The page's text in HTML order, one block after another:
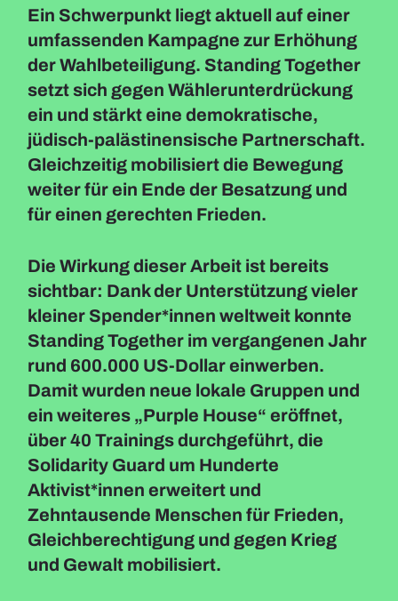
Ein Schwerpunkt liegt aktuell auf einer
umfassenden Kampagne zur Erhöhung
der Wahlbeteiligung. Standing Together
setzt sich gegen Wählerunterdrückung
ein und stärkt eine demokratische,
jüdisch-palästinensische Partnerschaft.
Gleichzeitig mobilisiert die Bewegung
weiter für ein Ende der Besatzung und
für einen gerechten Frieden.
Die Wirkung dieser Arbeit ist bereits
sichtbar: Dank der Unterstützung vieler
kleiner Spender*innen weltweit konnte
Standing Together im vergangenen Jahr
rund 600.000 US-Dollar einwerben.
Damit wurden neue lokale Gruppen und
ein weiteres „Purple House“ eröffnet,
über 40 Trainings durchgeführt, die
Solidarity Guard um Hunderte
Aktivist*innen erweitert und
Zehntausende Menschen für Frieden,
Gleichberechtigung und gegen Krieg
und Gewalt mobilisiert.